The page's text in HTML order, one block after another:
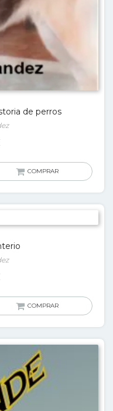
de perros
COMPRAR
COMPRAR